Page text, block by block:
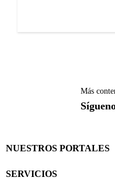
Más
NUESTROS PORTALES
SERVICIOS